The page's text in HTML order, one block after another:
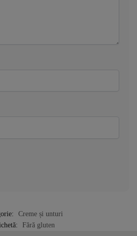
Creme și unturi
Fără gluten